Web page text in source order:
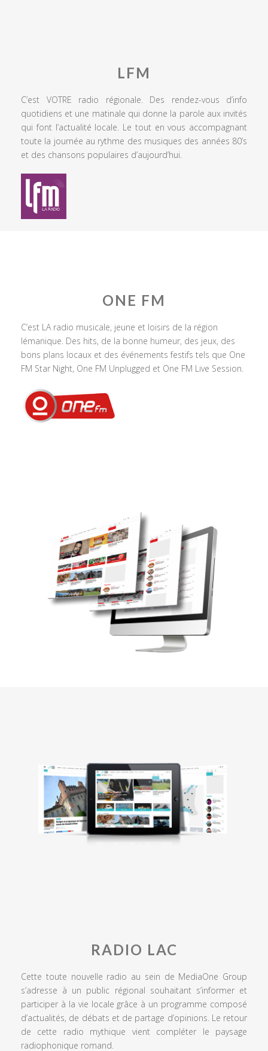
LFM
C’est VOTRE radio régionale. Des rendez-vous d’info
quotidiens et une matinale qui donne la parole aux invités
qui font l’actualité locale. Le tout en vous accompagnant
toute la journée au rythme des musiques des années 80’s
et des chansons populaires d’aujourd’hui.
ONE FM
C’est LA radio musicale, jeune et loisirs de la région
lémanique. Des hits, de la bonne humeur, des jeux, des
bons plans locaux et des événements festifs tels que One
FM Star Night, One FM Unplugged et One FM Live Session.
RADIO LAC
Cette toute nouvelle radio au sein de MediaOne Group
s’adresse à un public régional souhaitant s’informer et
participer à la vie locale grâce à un programme composé
d’actualités, de débats et de partage d’opinions. Le retour
de cette radio mythique vient compléter le paysage
radiophonique romand.